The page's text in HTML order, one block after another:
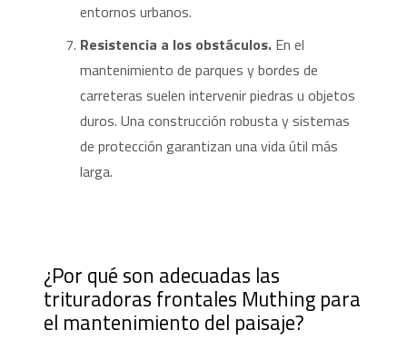
entornos urbanos.
Resistencia a los obstáculos. En el
mantenimiento de parques y bordes de
carreteras suelen intervenir piedras u objetos
duros. Una construcción robusta y sistemas
de protección garantizan una vida útil más
larga.
¿Por qué son adecuadas las
trituradoras frontales Muthing para
el mantenimiento del paisaje?